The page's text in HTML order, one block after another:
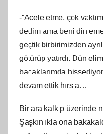
-“Acele etme, çok
dedim ama beni
geçtik birbirimizden
götürüp yatırdı. Dün
bacaklarımda
devam ettik hırsla…
Bir ara kalkıp üzerinde
Şaşkınlıkla ona